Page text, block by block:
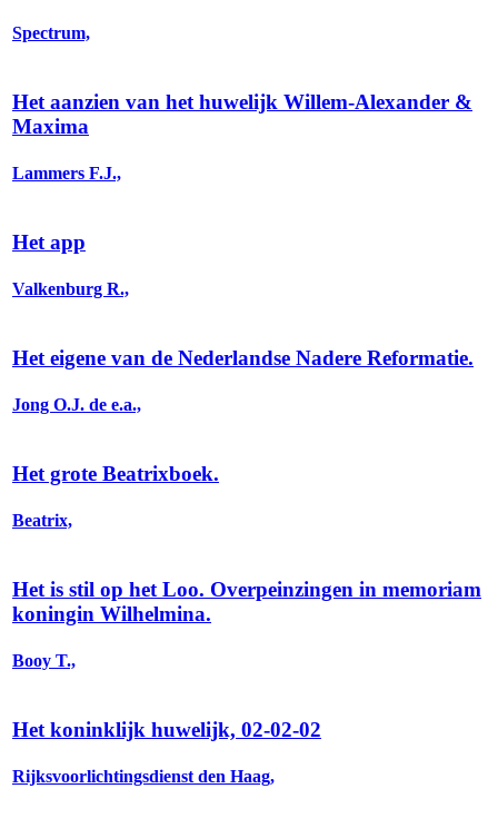
Spectrum,
Het aanzien van het huwelijk Willem-Alexander &
Maxima
Lammers F.J.,
Het app
Valkenburg R.,
Het eigene van de Nederlandse Nadere Reformatie.
Jong O.J. de e.a.,
Het grote Beatrixboek.
Beatrix,
Het is stil op het Loo. Overpeinzingen in memoriam
koningin Wilhelmina.
Booy T.,
Het koninklijk huwelijk, 02-02-02
Rijksvoorlichtingsdienst den Haag,